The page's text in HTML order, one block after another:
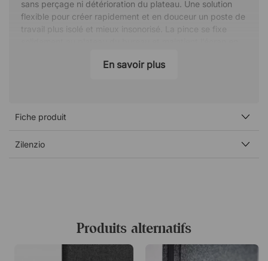
sans perçage ni détérioration du plateau. Une solution
flexible pour créer rapidement et en douceur un poste de
travail plus isolé et mieux insonorisé. La pince se fixe
reste intacte, ce qui en fait un excellent choix pour les
Adaptez à votre environnement de travail
qui permet de l’harmoniser facilement avec le bureau et
Le montage est simple et ne nécessite aucun outil
spécifique, vous permettant d’adapter rapidement votre
espace de travail selon vos besoins. Une solution
En savoir plus
Fiche produit
Zilenzio
Produits alternatifs